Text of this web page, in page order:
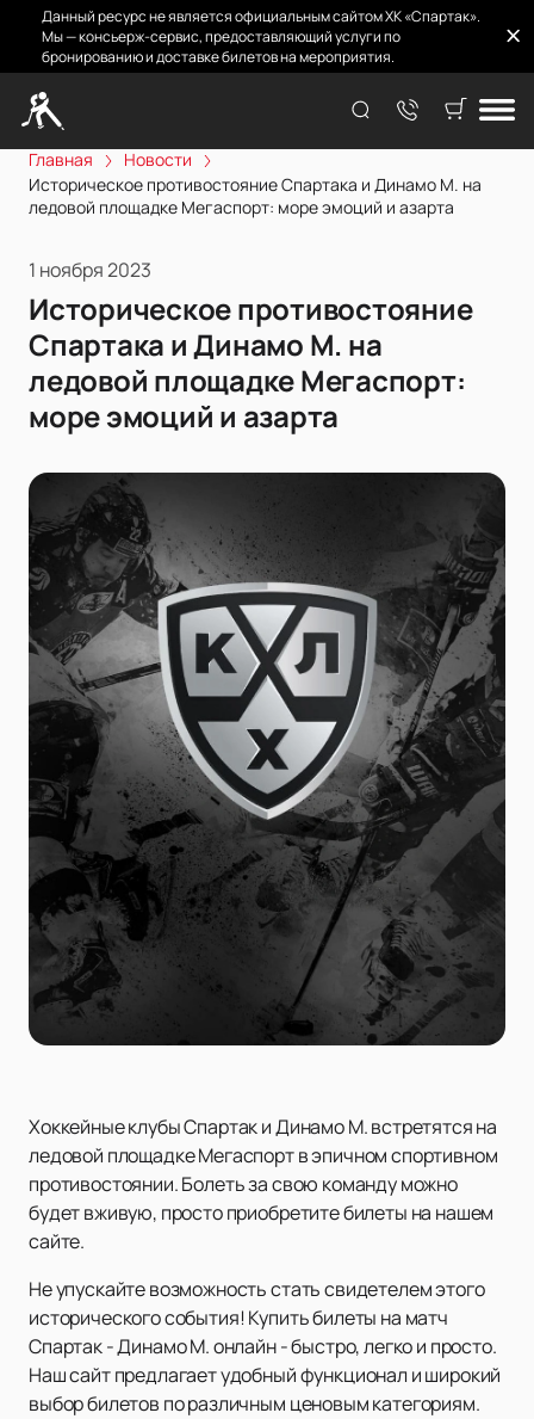
Данный ресурс не является официальным сайтом ХК «Спартак».
Мы — консьерж-сервис, предоставляющий услуги по
бронированию и доставке билетов на мероприятия.
Главная
Новости
Историческое противостояние Спартака и Динамо М. на
ледовой площадке Мегаспорт: море эмоций и азарта
1 ноября 2023
Историческое противостояние
Спартака и Динамо М. на
ледовой площадке Мегаспорт:
море эмоций и азарта
Хоккейные клубы Спартак и Динамо М. встретятся на
ледовой площадке Мегаспорт в эпичном спортивном
противостоянии. Болеть за свою команду можно
будет вживую, просто приобретите билеты на нашем
сайте.
Не упускайте возможность стать свидетелем этого
исторического события! Купить билеты на матч
Спартак - Динамо М. онлайн - быстро, легко и просто.
Наш сайт предлагает удобный функционал и широкий
выбор билетов по различным ценовым категориям.